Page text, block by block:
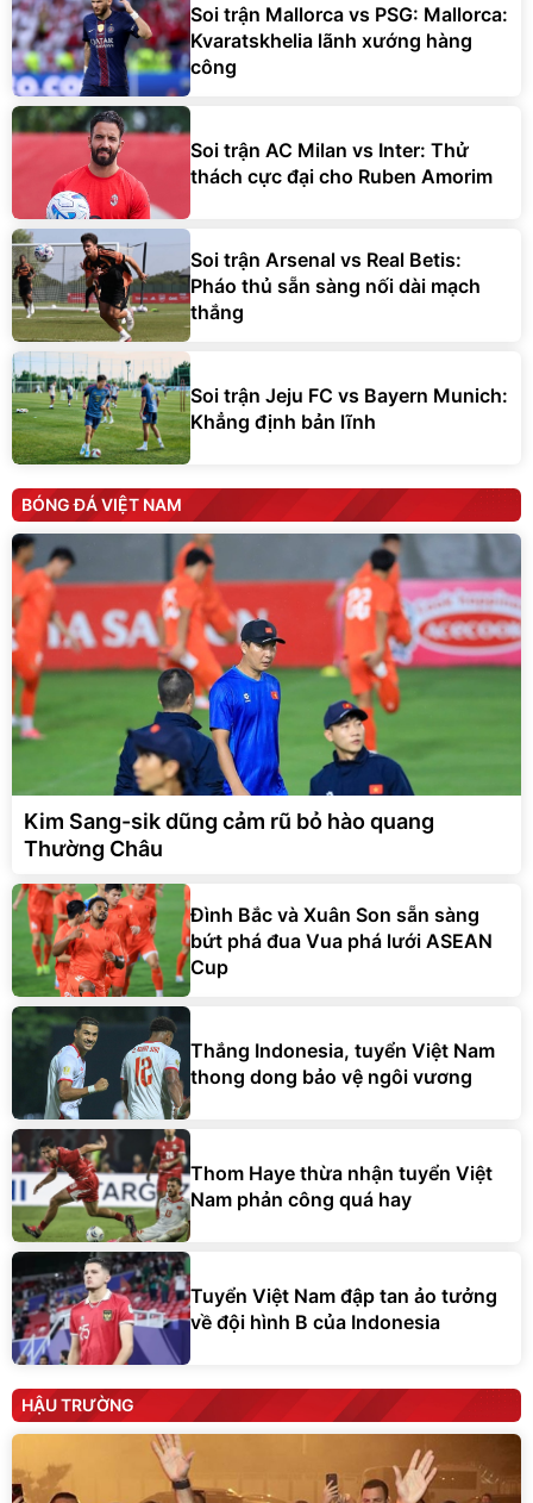
Soi trận Mallorca vs PSG: Mallorca:
Kvaratskhelia lãnh xướng hàng
công
Soi trận AC Milan vs Inter: Thử
thách cực đại cho Ruben Amorim
Soi trận Arsenal vs Real Betis:
Pháo thủ sẵn sàng nối dài mạch
thắng
Soi trận Jeju FC vs Bayern Munich:
Khẳng định bản lĩnh
BÓNG ĐÁ VIỆT NAM
Kim Sang-sik dũng cảm rũ bỏ hào quang
Thường Châu
Đình Bắc và Xuân Son sẵn sàng
bứt phá đua Vua phá lưới ASEAN
Cup
Thắng Indonesia, tuyển Việt Nam
thong dong bảo vệ ngôi vương
Thom Haye thừa nhận tuyển Việt
Nam phản công quá hay
Tuyển Việt Nam đập tan ảo tưởng
về đội hình B của Indonesia
HẬU TRƯỜNG